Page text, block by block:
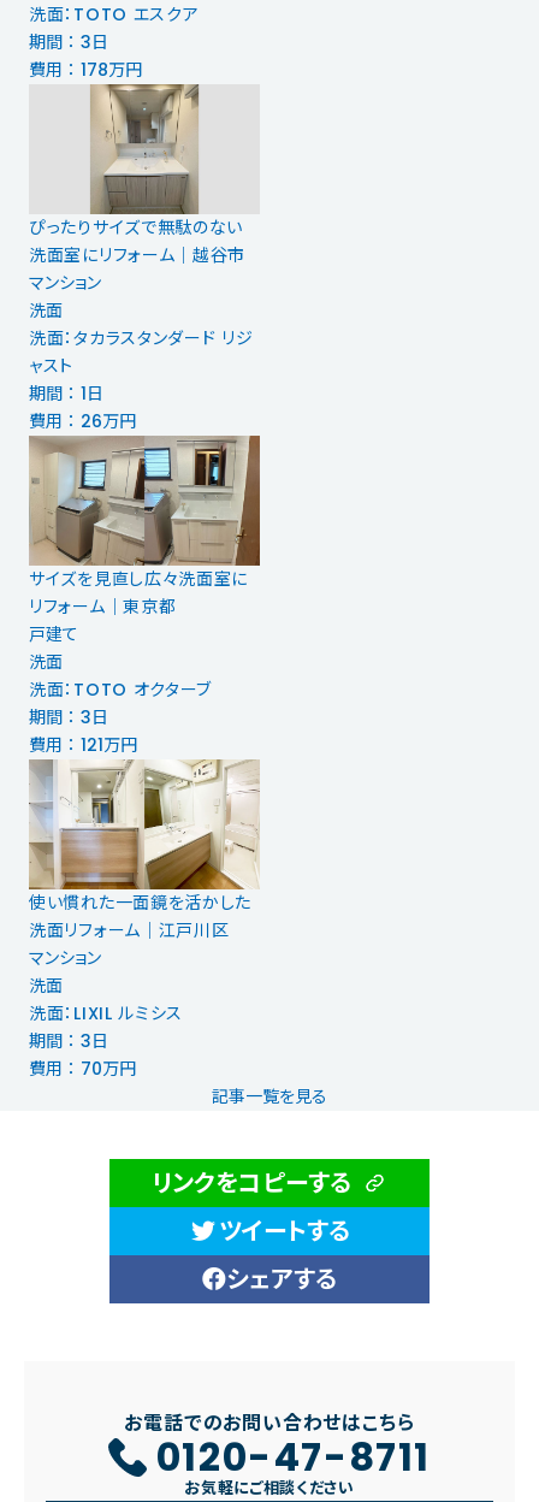
洗面：TOTO エスクア
期間 ： 3日
費用 ： 178万円
ぴったりサイズで無駄のない
洗面室にリフォーム｜越谷市
マンション
洗面
洗面：タカラスタンダード リジ
ャスト
期間 ： 1日
費用 ： 26万円
サイズを見直し広々洗面室に
リフォーム｜東京都
戸建て
洗面
洗面：TOTO オクターブ
期間 ： 3日
費用 ： 121万円
使い慣れた一面鏡を活かした
洗面リフォーム｜江戸川区
マンション
洗面
洗面：LIXIL ルミシス
期間 ： 3日
費用 ： 70万円
記事一覧を見る
リンクをコピーする
ツイートする
シェアする
お電話でのお問い合わせはこちら
0120-47-8711
お気軽にご相談ください